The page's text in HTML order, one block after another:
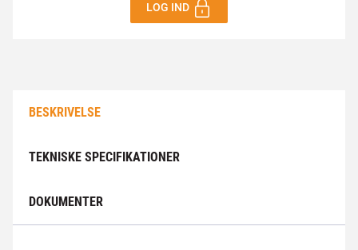
LOG IND
BESKRIVELSE
TEKNISKE SPECIFIKATIONER
DOKUMENTER